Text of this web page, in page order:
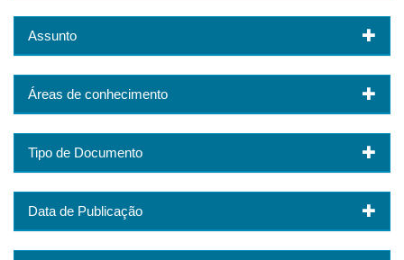
Assunto
Áreas de conhecimento
Tipo de Documento
Data de Publicação